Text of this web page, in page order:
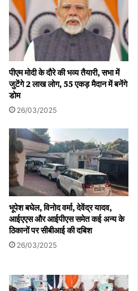
पीएम मोदी के दौरे की भव्य तैयारी, सभा में
जुटेंगे 2 लाख लोग, 55 एकड़ मैदान में बनेंगे
डोम
26/03/2025
भूपेश बघेल, विनोद वर्मा, देवेंद्र यादव,
आईएएस और आईपीएस समेत कई अन्य के
ठिकानों पर सीबीआई की दबिश
26/03/2025